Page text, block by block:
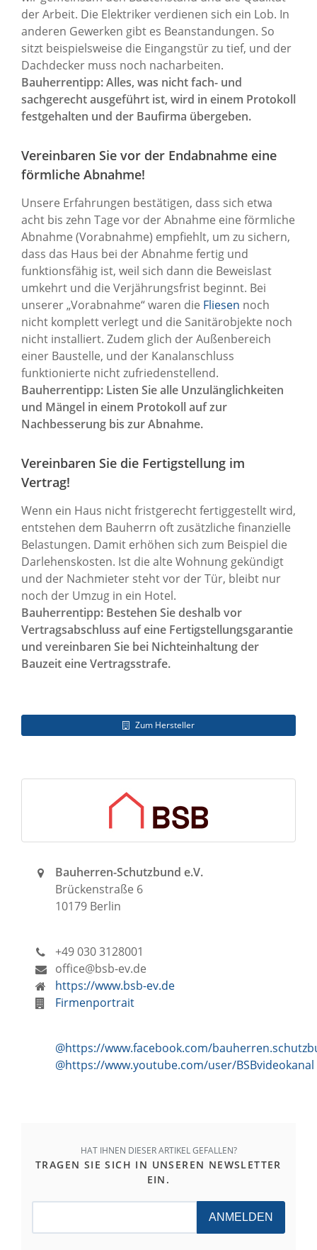
der Arbeit. Die Elektriker verdienen sich ein Lob. In
anderen Gewerken gibt es Beanstandungen. So
sitzt beispielsweise die Eingangstür zu tief, und der
Dachdecker muss noch nacharbeiten.
Bauherrentipp: Alles, was nicht fach- und
sachgerecht ausgeführt ist, wird in einem Protokoll
festgehalten und der Baufirma übergeben.
Vereinbaren Sie vor der Endabnahme eine
förmliche Abnahme!
Unsere Erfahrungen bestätigen, dass sich etwa
acht bis zehn Tage vor der Abnahme eine förmliche
Abnahme (Vorabnahme) empfiehlt, um zu sichern,
dass das Haus bei der Abnahme fertig und
funktionsfähig ist, weil sich dann die Beweislast
umkehrt und die Verjährungsfrist beginnt. Bei
unserer „Vorabnahme“ waren die Fliesen noch
nicht komplett verlegt und die Sanitärobjekte noch
nicht installiert. Zudem glich der Außenbereich
einer Baustelle, und der Kanalanschluss
funktionierte nicht zufriedenstellend.
Bauherrentipp: Listen Sie alle Unzulänglichkeiten
und Mängel in einem Protokoll auf zur
Nachbesserung bis zur Abnahme.
Vereinbaren Sie die Fertigstellung im
Vertrag!
Wenn ein Haus nicht fristgerecht fertiggestellt wird,
entstehen dem Bauherrn oft zusätzliche finanzielle
Belastungen. Damit erhöhen sich zum Beispiel die
Darlehenskosten. Ist die alte Wohnung gekündigt
und der Nachmieter steht vor der Tür, bleibt nur
noch der Umzug in ein Hotel.
Bauherrentipp: Bestehen Sie deshalb vor
Vertragsabschluss auf eine Fertigstellungsgarantie
und vereinbaren Sie bei Nichteinhaltung der
Bauzeit eine Vertragsstrafe.
Zum Hersteller
Bauherren-Schutzbund e.V.
Brückenstraße 6
10179 Berlin
+49 030 3128001
office@bsb-ev.de
https://www.bsb-ev.de
Firmenportrait
@https://www.facebook.com/
@https://www.youtube.com/user/BSBvideokanal
HAT IHNEN DIESER ARTIKEL GEFALLEN?
TRAGEN SIE SICH IN UNSEREN NEWSLETTER
EIN.
ANMELDEN